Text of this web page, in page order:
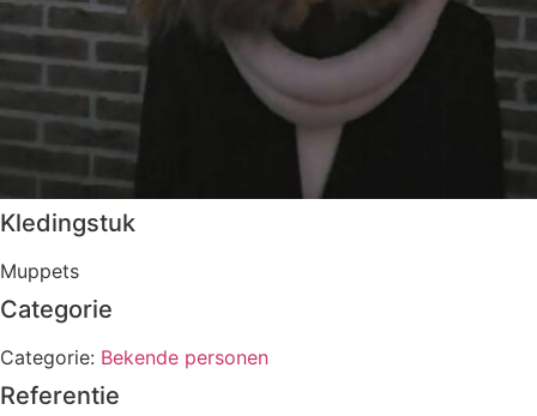
Kledingstuk
Muppets
Categorie
Categorie: Bekende personen
Referentie